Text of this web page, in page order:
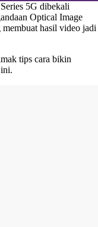
5G dibekali
Optical Image
hasil video jadi
tips cara bikin